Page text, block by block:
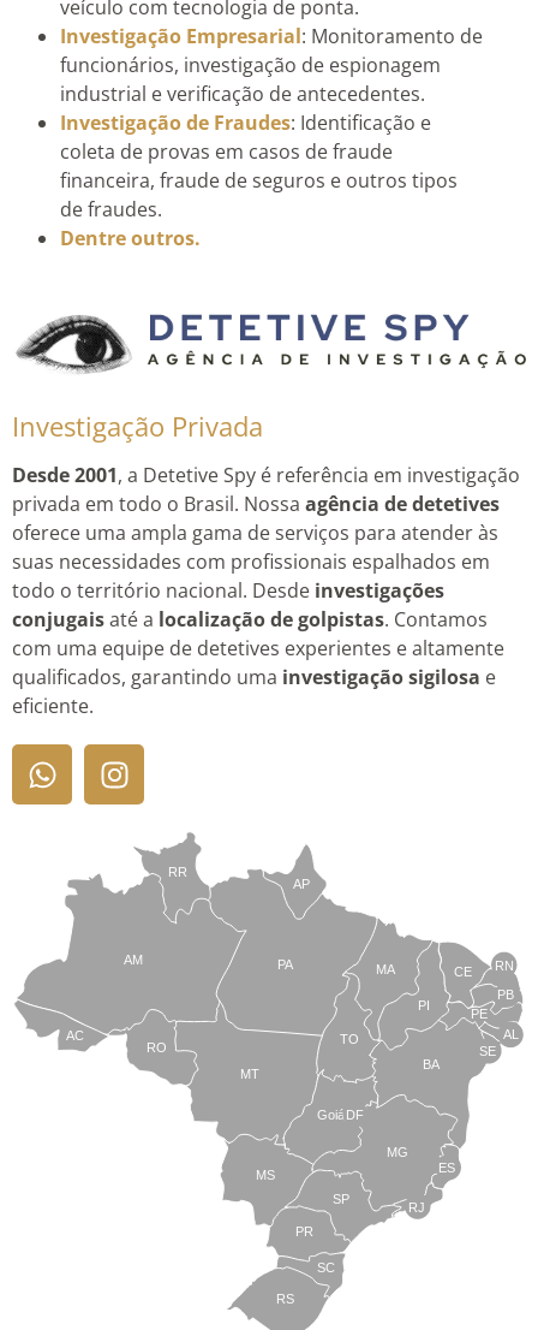
veículo com tecnologia de ponta.
Investigação Empresarial: Monitoramento de
funcionários, investigação de espionagem
industrial e verificação de antecedentes.
Investigação de Fraudes: Identificação e
coleta de provas em casos de fraude
financeira, fraude de seguros e outros tipos
de fraudes.
Dentre outros.
Investigação Privada
Desde 2001, a Detetive Spy é referência em investigação
privada em todo o Brasil. Nossa agência de detetives
oferece uma ampla gama de serviços para atender às
suas necessidades com profissionais espalhados em
todo o território nacional. Desde investigações
conjugaisaté a localização de golpistas. Contamos
com uma equipe de detetives experientes e altamente
qualificados, garantindo uma investigação sigilosa e
eficiente.
TO
BA
SE
PE
AL
RN
CE
PI
MA
AP
PA
RR
AM
AC
RO
MT
MS
Goiás
PR
SC
RS
SP
MG
RJ
ES
DF
PB